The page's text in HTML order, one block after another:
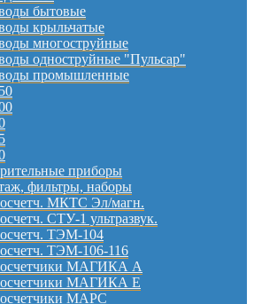
бытовые
крыльчатые
многоструйные
одноструйные "Пульсар"
промышленные
приборы
фильтры, наборы
МКТС Эл/магн.
СТУ-1 ультразвук.
ТЭМ-104
ТЭМ-106-116
МАГИКА А
МАГИКА Е
МАРС